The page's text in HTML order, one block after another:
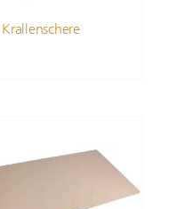
Krallenschere